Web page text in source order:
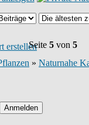
Seite 5 von 5
» Naturnahe